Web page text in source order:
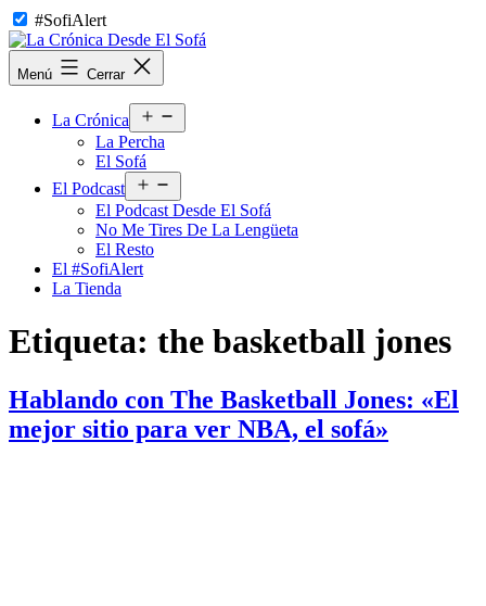
Saltar
al
contenido
#SofiAlert
La
Crónica
Menú Cerrar
La Crónica
el
La Percha
El Sofá
El Podcast
el
menú
El Podcast Desde El Sofá
No Me Tires De La Lengüeta
El Resto
El #SofiAlert
La Tienda
Etiqueta: the basketball jones
Hablando con The Basketball Jones: «El
mejor sitio para ver NBA, el sofá»